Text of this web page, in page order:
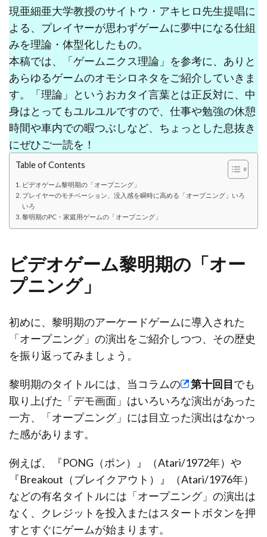
現亜細亜大学教授のサイトウ・アキヒロ先生提唱に
よる、プレイヤーが思わずゲームに夢中になる仕組
みを理論・体型化したもの。
本稿では、「ゲームニクス理論」を参考に、ありと
あらゆるゲームのオモシロネタをご紹介していきま
す。「理論」というおカタイ言葉とは正反対に、中
身はとってもユルユルですので、仕事や勉強の休憩
時間や車内での暇つぶしなど、ちょっとした息抜き
にぜひご一読を！
Table of Contents
ビデオゲーム黎明期の「オープニング」
プレイヤーのモチベーション、没入感を瞬時に高める「オープニング」いろ
いろ
黎明期のPC・家庭用ゲームの「オープニング」
ビデオゲーム黎明期の「オー
プニング」
初めに、黎明期のアーケードゲームに導入された
「オープニング」の演出をご紹介しつつ、その歴史
を振り返ってみましょう。
黎明期のタイトルには、当コラムの 第十回目でも
取り上げた「デモ画面」はいろいろな演出があった
一方、「オープニング」には目立った演出はなかっ
た感があります。
例えば、『PONG（ポン）』（Atari/1972年）や
『Breakout（ブレイクアウト）』（Atari/1976年）
などの有名タイトルには「オープニング」の演出は
なく、クレジットを投入またはスタートボタンを押
すとすぐにゲームが始まります。